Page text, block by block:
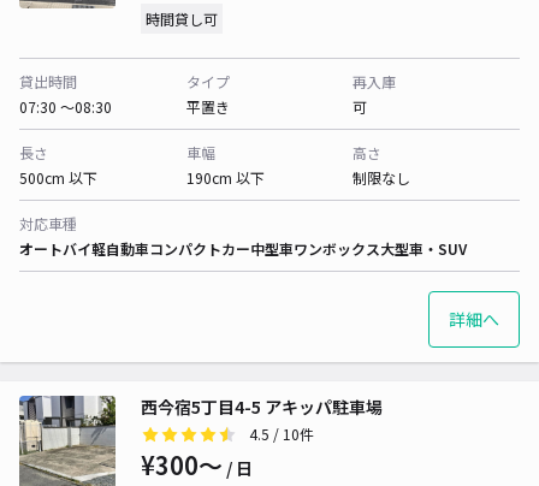
時間貸し可
貸出時間
07:30 〜08:30
タイプ
平置き
再入庫
可
長さ
500cm 以下
車幅
190cm 以下
高さ
制限なし
対応車種
オートバイ軽自動車コンパクトカー中型車ワンボックス大型車・SUV
詳細へ
西今宿5丁目4-5 アキッパ駐車場
4.5 / 10件
¥300〜 / 日